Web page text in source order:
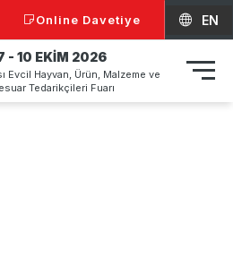
- 10 EKİM 2026
Evcil Hayvan, Ürün, Malzeme ve
Tedarikçileri Fuarı
Online Davetiye EN